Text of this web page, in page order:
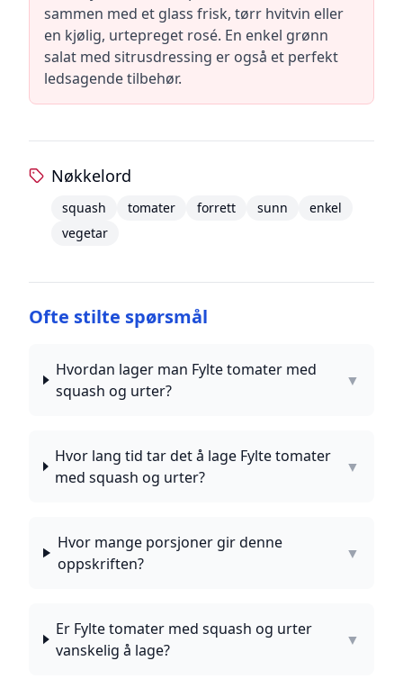
sammen med et glass frisk, tørr hvitvin eller
en kjølig, urtepreget rosé. En enkel grønn
salat med sitrusdressing er også et perfekt
ledsagende tilbehør.
Nøkkelord
squash tomater forrett sunn
enkel
vegetar
Ofte stilte spørsmål
Hvordan lager man Fylte tomater med
squash og urter?
▼
Hvor lang tid tar det å lage Fylte tomater
med squash og urter?
▼
Hvor mange porsjoner gir denne
oppskriften?
▼
Er Fylte tomater med squash og urter
vanskelig å lage?
▼